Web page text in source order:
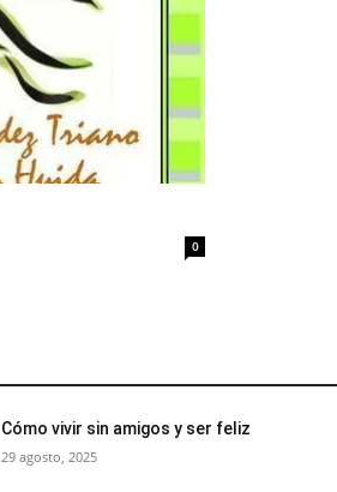
0
Cómo vivir sin amigos y ser feliz
29 agosto, 2025